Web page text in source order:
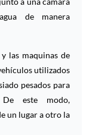
de manera
las maquinas de
utilizados
pesados para
este modo,
un lugar a otro la